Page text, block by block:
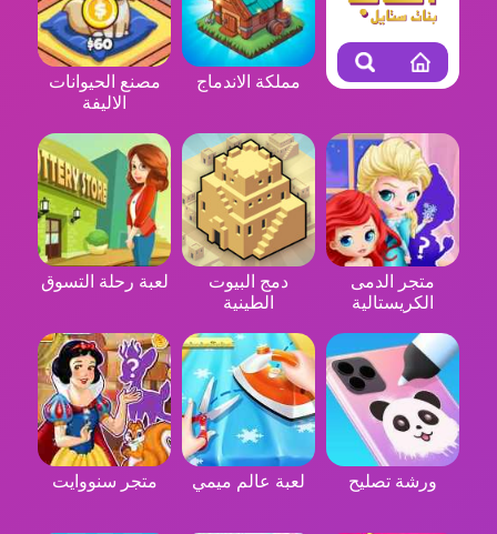
مملكة الاندماج
مصنع الحيوانات
الاليفة
متجر الدمى
الكريستالية
دمج البيوت
الطينية
لعبة رحلة التسوق
ورشة تصليح لعبة عالم ميمي متجر سنووايت